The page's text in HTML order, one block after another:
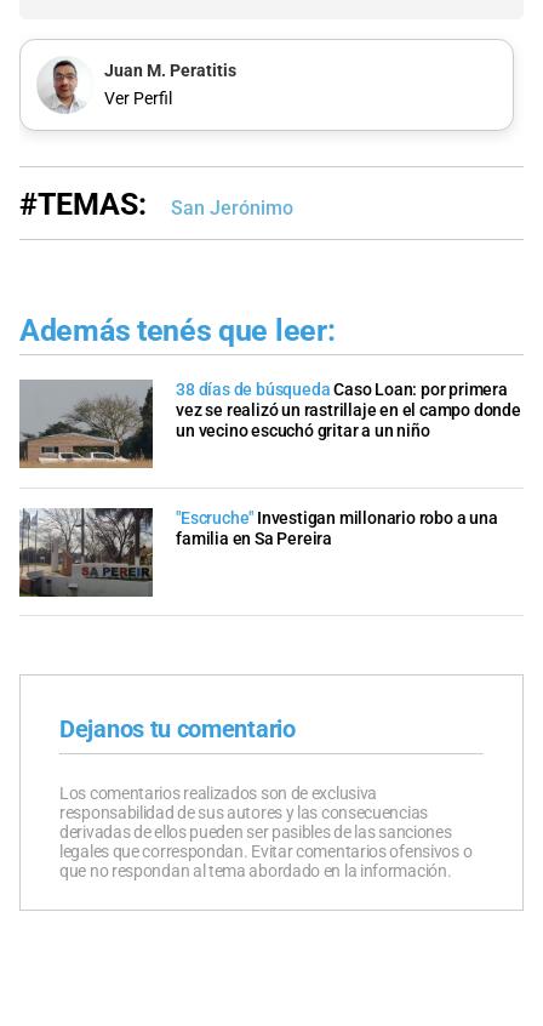
Juan M. Peratitis
Ver Perfil
#TEMAS: San Jerónimo
Además tenés que leer:
38 días de búsquedaCaso Loan: por primera
vez se realizó un rastrillaje en el campo donde
un vecino escuchó gritar a un niño
"Escruche" Investigan millonario robo a una
familia en Sa Pereira
Dejanos tu comentario
Los comentarios realizados son de exclusiva
responsabilidad de sus autores y las consecuencias
derivadas de ellos pueden ser pasibles de las sanciones
legales que correspondan. Evitar comentarios ofensivos o
que no respondan al tema abordado en la información.